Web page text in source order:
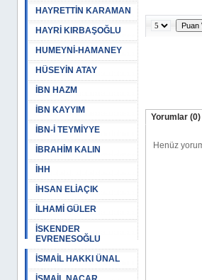
HAYRETTİN KARAMAN
HAYRİ KIRBAŞOĞLU
HUMEYNİ-HAMANEY
HÜSEYİN ATAY
İBN HAZM
İBN KAYYIM
İBN-İ TEYMİYYE
İBRAHİM KALIN
İHH
İHSAN ELİAÇIK
İLHAMİ GÜLER
İSKENDER
EVRENESOĞLU
İSMAİL HAKKI ÜNAL
Yorumlar (0)